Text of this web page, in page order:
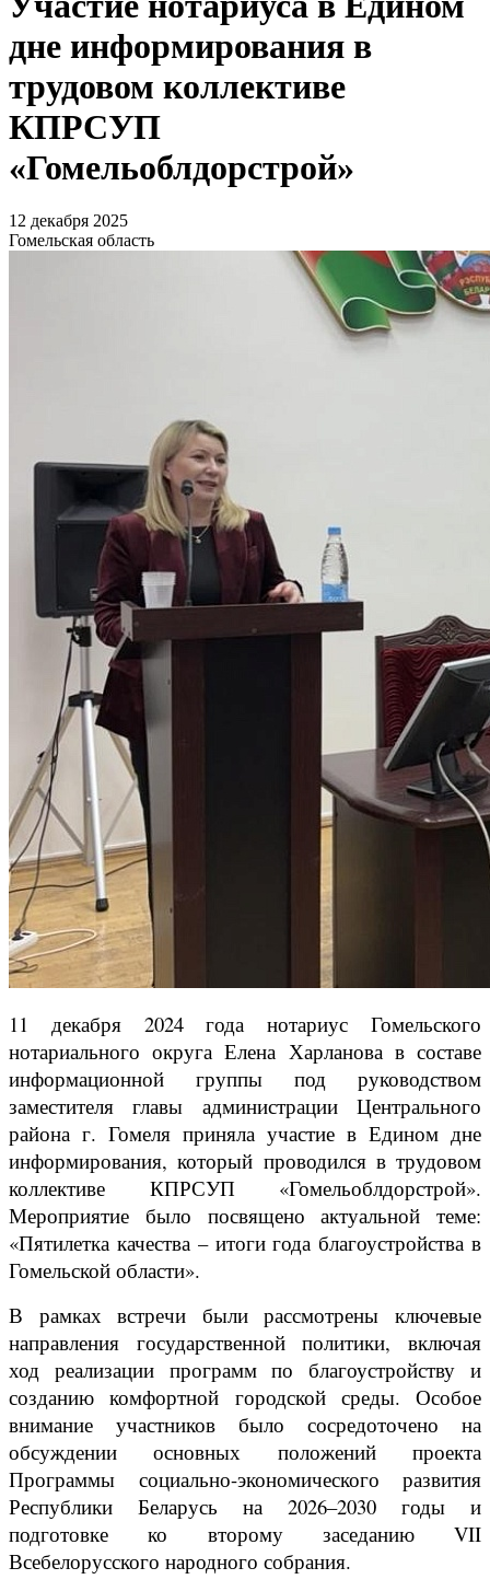
дне информирования в
трудовом коллективе
КПРСУП
«Гомельоблдорстрой»
12 декабря 2025
Гомельская область
11 декабря 2024 года нотариус Гомельского
нотариального округа Елена Харланова в составе
информационной группы под руководством
заместителя главы администрации Центрального
района г. Гомеля приняла участие в Едином дне
информирования, который проводился в трудовом
коллективе КПРСУП «Гомельоблдорстрой».
Мероприятие было посвящено актуальной теме:
«Пятилетка качества – итоги года благоустройства в
Гомельской области».
В рамках встречи были рассмотрены ключевые
направления государственной политики, включая
ход реализации программ по благоустройству и
созданию комфортной городской среды. Особое
внимание участников было сосредоточено на
обсуждении основных положений проекта
Программы социально-экономического развития
Республики Беларусь на 2026–2030 годы и
подготовке ко второму заседанию VII
Всебелорусского народного собрания.